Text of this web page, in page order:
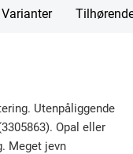
Varianter
Utenpåliggende
Opal eller
Meget jevn